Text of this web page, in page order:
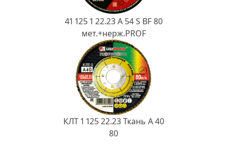
41 125 1 22.23 A 54 S BF 80
мет.+нерж.PROF
КЛТ 1 125 22.23 Ткань A 40
80